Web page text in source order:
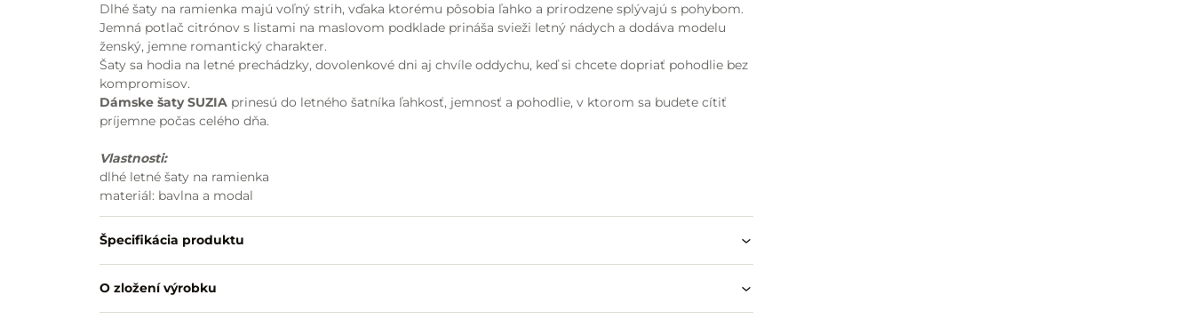
Dlhé šaty na ramienka majú voľný strih, vďaka ktorému pôsobia ľahko a prirodzene splývajú s pohybom.
Jemná potlač citrónov s listami na maslovom podklade prináša svieži letný nádych a dodáva modelu
ženský, jemne romantický charakter.
Šaty sa hodia na letné prechádzky, dovolenkové dni aj chvíle oddychu, keď si chcete dopriať pohodlie bez
kompromisov.
Dámske šaty SUZIA prinesú do letného šatníka ľahkosť, jemnosť a pohodlie, v ktorom sa budete cítiť
príjemne počas celého dňa.
Vlastnosti:
dlhé letné šaty na ramienka
materiál: bavlna a modal
potlačený hladký úplet
voľný a pohodlný strih
jemná potlač citrónov s listami
maslový podklad
ľahký a vzdušný materiál
Špecifikácia produktu
O zložení výrobku